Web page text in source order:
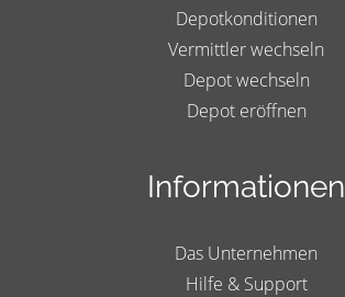
Depotkonditionen
Vermittler wechseln
Depot wechseln
Depot eröffnen
Informationen
Das Unternehmen
Hilfe & Support